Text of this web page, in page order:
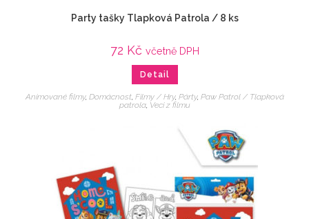
Party tašky Tlapková Patrola / 8 ks
72 Kč včetně DPH
Detail
Animované filmy, Domácnost, Filmy / Hry, Párty, Paw Patrol / Tlapková
patrola, Veci z filmu